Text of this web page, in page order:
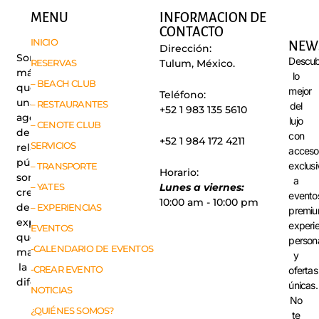
Somos
más
que
una
agencia
de
relaciones
públicas,
somos
creadores
de
experiencias
que
marcan
la
diferencia.
MENU
INICIO
RESERVAS
– BEACH CLUB
– RESTAURANTES
– CENOTE CLUB
SERVICIOS
– TRANSPORTE
– YATES
– EXPERIENCIAS
EVENTOS
-CALENDARIO DE EVENTOS
-CREAR EVENTO
NOTICIAS
¿QUIÉNES SOMOS?
INFORMACION DE
CONTACTO
Dirección:
Tulum, México.
Teléfono:
+52 1 983 135 5610
+52 1 984 172 4211
Horario:
Lunes a viernes:
10:00 am - 10:00 pm
lo
mejor
del
lujo
con
acceso
a
y
ofertas
únicas.
No
te